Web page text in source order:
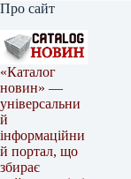
Про сайт
«Каталог
новин» —
універсальни
й
інформаційни
й портал, що
збирає